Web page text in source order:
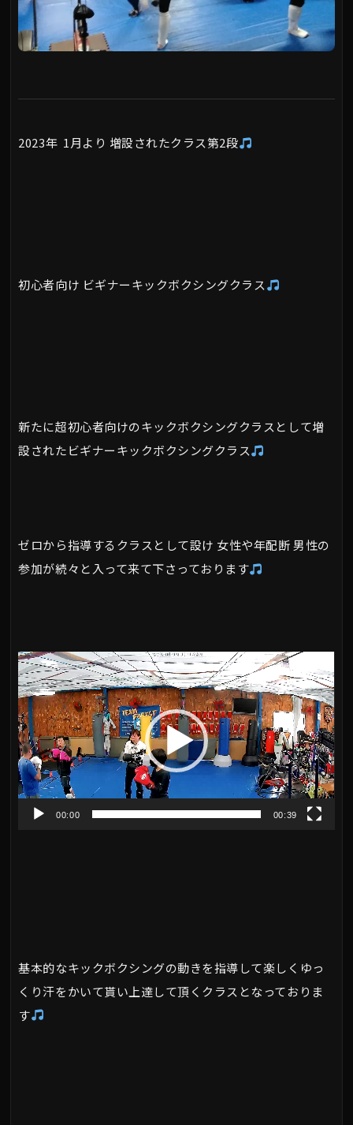
2023年 1月より 増設されたクラス第2段
初心者向け ビギナーキックボクシングクラス
新たに超初心者向けのキックボクシングクラスとして増
設されたビギナーキックボクシングクラス
ゼロから指導するクラスとして設け 女性や年配断 男性の
参加が続々と入って来て下さっております
動
画
プ
レ
ー
ヤ
00:00 00:39
基本的なキックボクシングの動きを指導して楽しくゆっ
くり汗をかいて貰い上達して頂くクラスとなっておりま
す